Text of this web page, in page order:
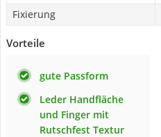
Fixierung
Vorteile
gute Passform
Leder Handfläche
und Finger mit
Rutschfest Textur